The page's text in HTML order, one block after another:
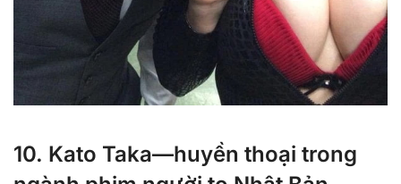
10. Kato Taka—huyền thoại trong